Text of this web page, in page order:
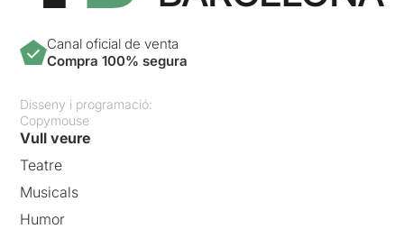
Canal oficial de venta
Compra 100% segura
Disseny i programació:
Copymouse
Vull veure
Teatre
Musicals
Humor